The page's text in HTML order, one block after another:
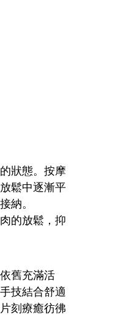
狀態。按摩
鬆中逐漸平
納。
的放鬆，抑
舊充滿活
技結合舒適
刻療癒彷彿